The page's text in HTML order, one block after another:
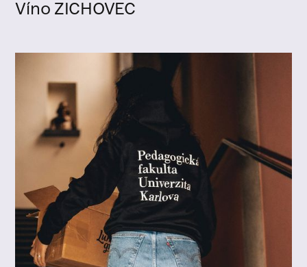
Víno ZICHOVEC